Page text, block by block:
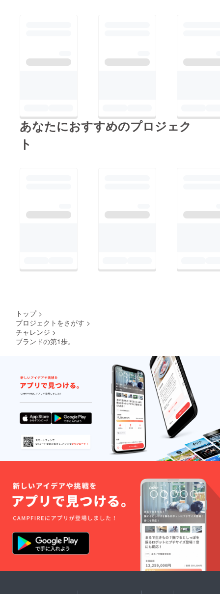
あなたにおすすめのプロジェク
ト
トップ >
プロジェクトをさがす >
チャレンジ >
ブランドの第1歩。